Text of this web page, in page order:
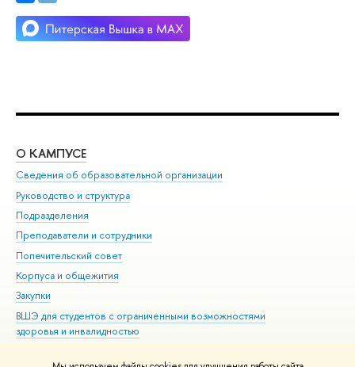
О КАМПУСЕ
Сведения об образовательной организации
Руководство и структура
Подразделения
Преподаватели и сотрудники
Попечительский совет
Корпуса и общежития
Закупки
ВШЭ для студентов с ограниченными возможностями
здоровья и инвалидностью